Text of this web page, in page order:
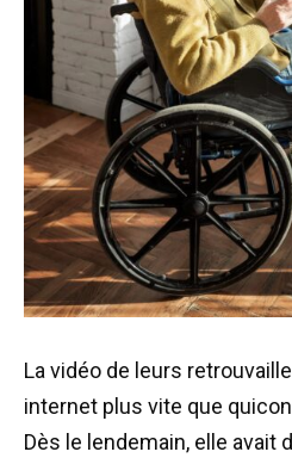
La vidéo de leurs
internet plus vite que
Dès le lendemain, elle avait